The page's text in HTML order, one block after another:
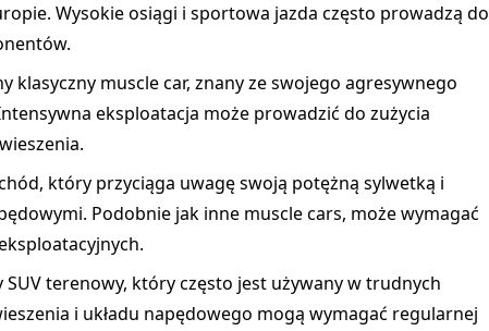
Wysokie osiągi i sportowa jazda często prowadzą do
klasyczny muscle car, znany ze swojego agresywnego
eksploatacja może prowadzić do zużycia
który przyciąga uwagę swoją potężną sylwetką i
Podobnie jak inne muscle cars, może wymagać
terenowy, który często jest używany w trudnych
i układu napędowego mogą wymagać regularnej